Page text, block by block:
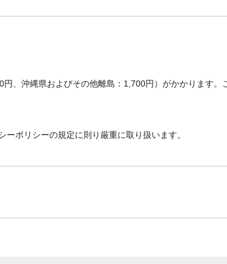
、沖縄県およびその他離島：1,700円）がかかります。
ポリシーの規定に則り厳重に取り扱います。